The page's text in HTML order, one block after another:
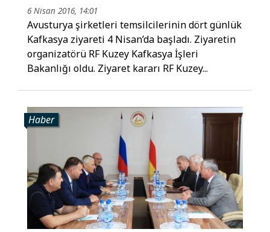
6 Nisan 2016, 14:01
Avusturya şirketleri temsilcilerinin dört günlük
Kafkasya ziyareti 4 Nisan’da başladı. Ziyaretin
organizatörü RF Kuzey Kafkasya İşleri
Bakanlığı oldu. Ziyaret kararı RF Kuzey...
Haber